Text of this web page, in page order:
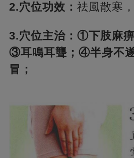
2.穴位功效： 祛風散寒
3.穴位主治：①下肢麻
③耳鳴耳聾；④半身不
冒；